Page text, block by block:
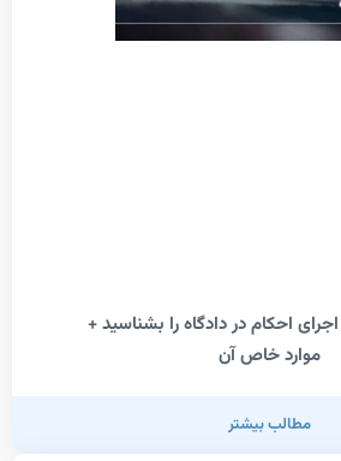
دادگاه را بشناسید +
آن